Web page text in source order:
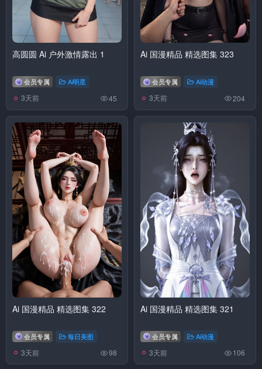
高圆圆 Ai 户外激情露出 1
会员专属 Ai明星
3天前 45
Ai 国漫精品 精选图集 323
会员专属 Ai动漫
3天前 204
Ai 国漫精品 精选图集 322
会员专属 每日美图
3天前 98
Ai 国漫精品 精选图集 321
会员专属 Ai动漫
3天前 106